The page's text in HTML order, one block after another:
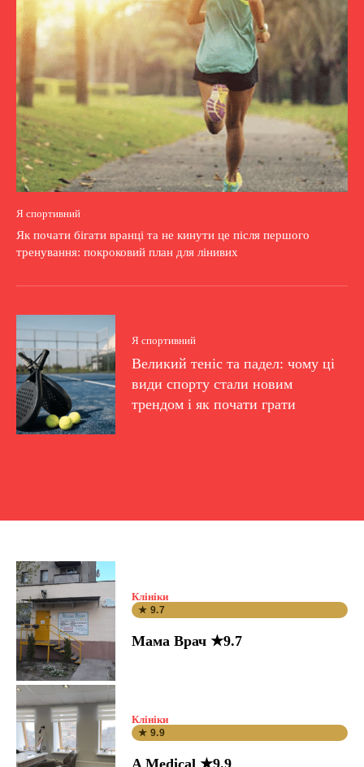
Я спортивний
Як почати бігати вранці та не кинути це після першого
тренування: покроковий план для лінивих
Я спортивний
Великий теніс та падел: чому ці
види спорту стали новим
трендом і як почати грати
Клініки
★ 9.7
Мама Врач ★9.7
Клініки
★ 9.9